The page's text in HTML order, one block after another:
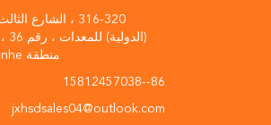
منطقة Tianhe ، قوانغتشو
86--15812457038
jxhsdsales04@outlook.com